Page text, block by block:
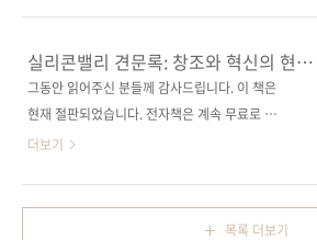
리즈 (없음) 판 형 신국판변형(152*215*14.8)
979-11-88621-78-1 (13000) 키워드 유튜브 /
영상편집 / 배경음악 / 가라지밴드 ..
에 입문하는 분들에게는 입문서로서 그 역할을
톡톡히 해왔던 [핵심만 골라 배우는 iOS 9 프로
그래밍] 출간이 25일로 예정되었습니다. iOS 9
언어를 이용하여 iOS 애플리케이션을 생성하는
데 필요한 모든 기술을 다루고 있는 이 책은 (비
록 한 개 장이 짧긴 하지만) 총 105개 장, 972쪽
의 방대한 분량으로 여러분을 찾아갈 예정입니
실리콘밸리 견문록: 창조와 혁신의 현장을
가다
그동안 읽어주신 분들께 감사드립니다. 이 책은
현재 절판되었습니다. 전자책은 계속 무료로 판
매됩니다. 구글 심장부에서 일하는 한국인 엔지
이야기가 펼쳐진다! 도서구매 사이트(가나다순)
더보기
목록 더보기